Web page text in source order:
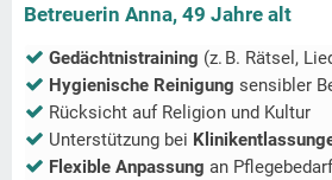
Betreuerin Anna, 49 Jahre alt
Gedächtnistraining (z. B. Rätsel,
Hygienische Reinigung sensibler
Rücksicht auf Religion und Kultur
Unterstützung bei
Flexible Anpassung an Pflegebedarf